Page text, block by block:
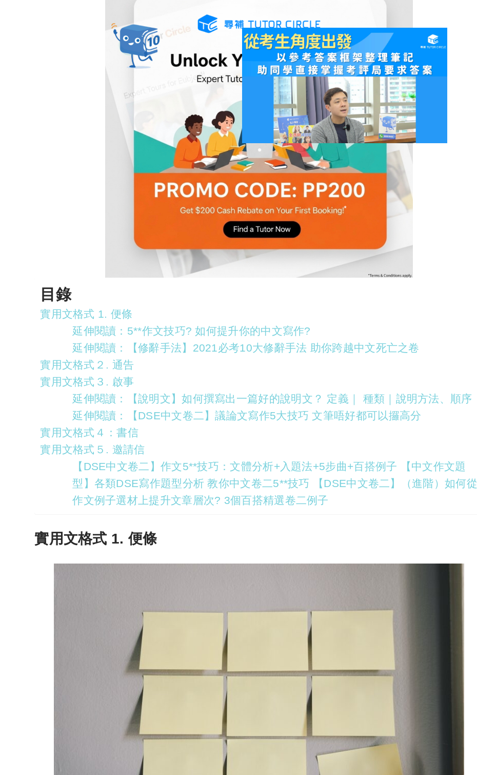
目錄
實用文格式 1. 便條
延伸閱讀：5**作文技巧? 如何提升你的中文寫作?
延伸閱讀：【修辭手法】2021必考10大修辭手法 助你跨越中文死亡之卷
實用文格式２. 通告
實用文格式３. 啟事
延伸閱讀：【說明文】如何撰寫出一篇好的說明文？ 定義｜ 種類｜說明方法、順序
延伸閱讀：【DSE中文卷二】議論文寫作5大技巧 文筆唔好都可以攞高分
實用文格式４：書信
實用文格式５. 邀請信
【DSE中文卷二】作文5**技巧：文體分析+入題法+5步曲+百搭例子 【中文作文題
型】各類DSE寫作題型分析 教你中文卷二5**技巧 【DSE中文卷二】（進階）如何從
作文例子選材上提升文章層次? 3個百搭精選卷二例子
實用文格式 1. 便條